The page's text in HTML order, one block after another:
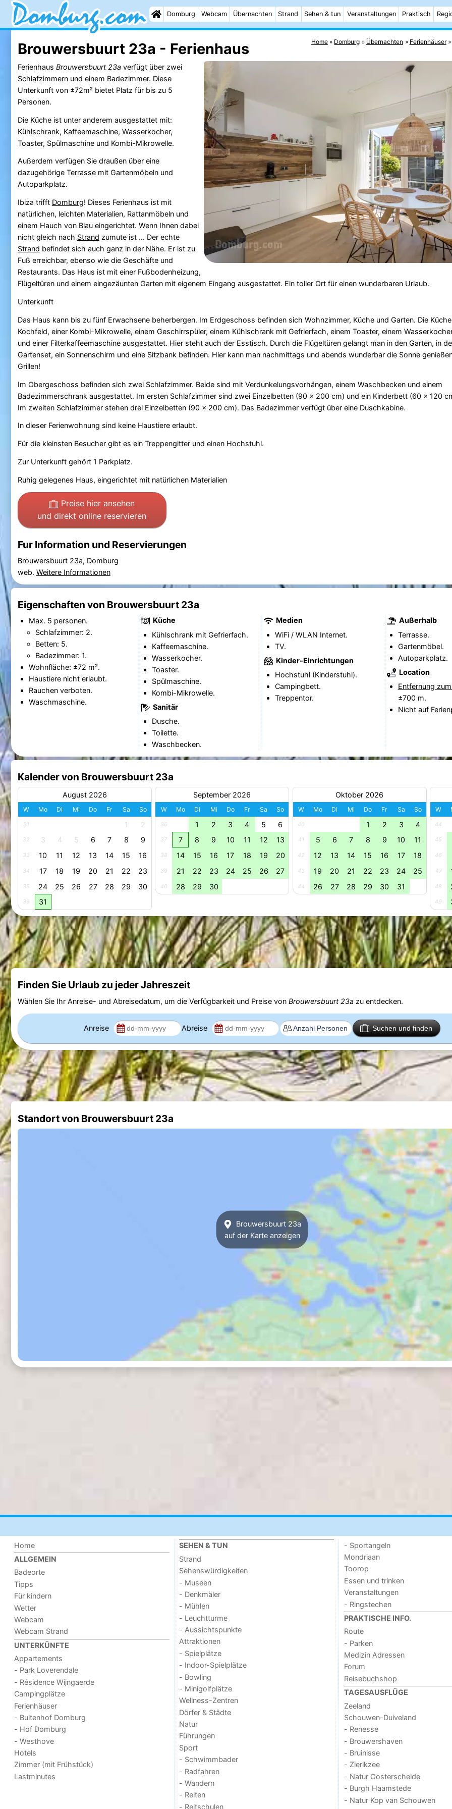
Domburg Webcam Übernachten Strand Sehen & tun Veranstaltungen Praktisch
Home Domburg Übernachten Ferienhäuser
Brouwersbuurt 23a - Ferienhaus
Ferienhaus Brouwersbuurt 23averfügt über zwei
Schlafzimmern und einem Badezimmer. Diese
Unterkunft von ±72m² bietet Platz für bis zu 5
Personen.
Die Küche ist unter anderem ausgestattet mit:
Kühlschrank, Kaffeemaschine, Wasserkocher,
Toaster, Spülmaschine und Kombi-Mikrowelle.
Außerdem verfügen Sie draußen über eine
dazugehörige Terrasse mit Gartenmöbeln und
Autoparkplatz.
Ibiza trifft Domburg! Dieses Ferienhaus ist mit
natürlichen, leichten Materialien, Rattanmöbeln und
einem Hauch von Blau eingerichtet. Wenn Ihnen dabei
nicht gleich nach Strand zumute ist ... Der echte
Strand befindet sich auch ganz in der Nähe. Er ist zu
Fuß erreichbar, ebenso wie die Geschäfte und
Restaurants. Das Haus ist mit einer Fußbodenheizung,
Flügeltüren und einem eingezäunten Garten mit eigenem Eingang ausgestattet. Ein toller Ort für einen wunderbaren Urlaub.
Unterkunft
Das Haus kann bis zu fünf Erwachsene beherbergen. Im Erdgeschoss befinden sich Wohnzimmer, Küche und Garten. Die
Kochfeld, einer Kombi-Mikrowelle, einem Geschirrspüler, einem Kühlschrank mit Gefrierfach, einem Toaster, einem
und einer Filterkaffeemaschine ausgestattet. Hier steht auch der Esstisch. Durch die Flügeltüren gelangt man in den Garten, in
Gartenset, ein Sonnenschirm und eine Sitzbank befinden. Hier kann man nachmittags und abends wunderbar die Sonne
Grillen!
Im Obergeschoss befinden sich zwei Schlafzimmer. Beide sind mit Verdunkelungsvorhängen, einem Waschbecken und einem
Badezimmerschrank ausgestattet. Im ersten Schlafzimmer sind zwei Einzelbetten (90 x 200 cm) und ein Kinderbett (60 x 120
Im zweiten Schlafzimmer stehen drei Einzelbetten (90 x 200 cm). Das Badezimmer verfügt über eine Duschkabine.
In dieser Ferienwohnung sind keine Haustiere erlaubt.
Für die kleinsten Besucher gibt es ein Treppengitter und einen Hochstuhl.
Zur Unterkunft gehört 1 Parkplatz.
Ruhig gelegenes Haus, eingerichtet mit natürlichen Materialien
Preise hier ansehen
und direkt online reservieren
Fur Information und Reservierungen
Brouwersbuurt 23a, Domburg
web. Weitere Informationen
Eigenschaften von Brouwersbuurt 23a
Max. 5 personen.
Schlafzimmer: 2.
Betten: 5.
Badezimmer: 1.
Wohnfläche: ±72 m².
Haustiere nicht erlaubt.
Rauchen verboten.
Waschmaschine.
Küche
Kühlschrank mit Gefrierfach.
Kaffeemaschine.
Wasserkocher.
Toaster.
Spülmaschine.
Kombi-Mikrowelle.
Sanitär
Dusche.
Toilette.
Waschbecken.
Medien
WiFi / WLAN Internet.
TV.
Kinder-Einrichtungen
Hochstuhl (Kinderstuhl).
Campingbett.
Treppentor.
Außerhalb
Terrasse.
Gartenmöbel.
Autoparkplatz.
Location
Entfernung
±700 m.
Nicht auf
Kalender von Brouwersbuurt 23a
August 2026
W Mo Di Mi Do Fr Sa So
31 1 2
32 3 4 5 6 7 8 9
33 10 11 12 13 14 15 16
34 17 18 19 20 21 22 23
35 24 25 26 27 28 29 30
36 31
September 2026
W Mo Di Mi Do Fr Sa So
36 1 2 3 4 5 6
37 7 8 9 10 11 12 13
38 14 15 16 17 18 19 20
39 21 22 23 24 25 26 27
40 28 29 30
Oktober 2026
W Mo Di Mi Do Fr Sa So
40 1 2 3 4
41 5 6 7 8 9 10 11
42 12 13 14 15 16 17 18
43 19 20 21 22 23 24 25
44 26 27 28 29 30 31
W
44
45
46
47
48
49
Finden Sie Urlaub zu jeder Jahreszeit
Wählen Sie Ihr Anreise- und Abreisedatum, um die Verfügbarkeit und Preise von Brouwersbuurt 23azu entdecken.
Anreise Abreise Suchen und finden
Standort von Brouwersbuurt 23a
Brouwersbuurt 23a
auf der Karte anzeigen
Home
ALLGEMEIN
Badeorte
Tipps
Für kindern
Wetter
Webcam
Webcam Strand
UNTERKÜNFTE
Appartements
- Park Loverendale
- Résidence Wijngaerde
Campingplätze
Ferienhäuser
- Buitenhof Domburg
- Hof Domburg
- Westhove
Hotels
Zimmer (mit Frühstück)
Lastminutes
SEHEN & TUN
Strand
Sehenswürdigkeiten
- Museen
- Denkmäler
- Mühlen
- Leuchtturme
- Aussichtspunkte
Attraktionen
- Spielplätze
- Indoor-Spielplätze
- Bowling
- Minigolfplätze
Wellness-Zentren
Dörfer & Städte
Natur
Führungen
Sport
- Schwimmbader
- Radfahren
- Wandern
- Reiten
- Reitschulen
- Sportangeln
Mondriaan
Toorop
Essen und trinken
Veranstaltungen
- Ringstechen
PRAKTISCHE INFO.
Route
- Parken
Medizin Adressen
Forum
Reisebuchshop
TAGESAUSFLÜGE
Zeeland
Schouwen-Duiveland
- Renesse
- Brouwershaven
- Bruinisse
- Zierikzee
- Natur Oosterschelde
- Burgh Haamstede
- Natur Kop van Schouwen